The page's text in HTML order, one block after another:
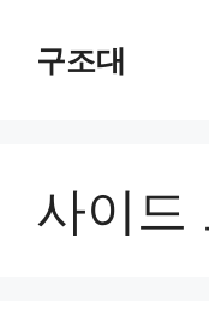
구조대
사이드